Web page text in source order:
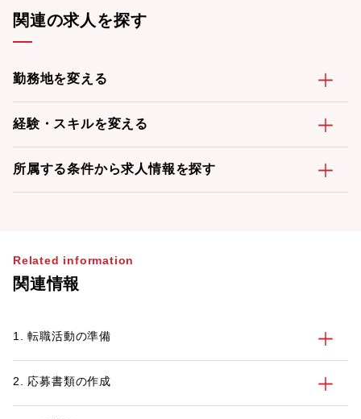
関連の求人を探す
勤務地を変える
経験・スキルを変える
所属する条件から求人情報を探す
Related information
関連情報
1. 転職活動の準備
2. 応募書類の作成